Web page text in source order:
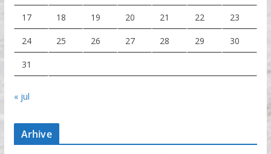
17 18 19 20 21 22 23
24 25 26 27 28 29 30
31
« jul
Arhive